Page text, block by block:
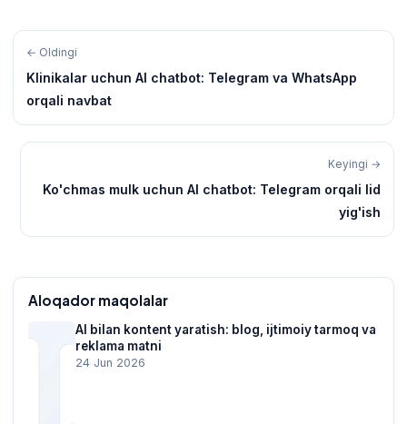
← Oldingi
Klinikalar uchun AI chatbot: Telegram va WhatsApp
orqali navbat
Keyingi →
Ko'chmas mulk uchun AI chatbot: Telegram orqali lid
yig'ish
Aloqador maqolalar
AI bilan kontent yaratish: blog, ijtimoiy tarmoq va
reklama matni
24 Jun 2026